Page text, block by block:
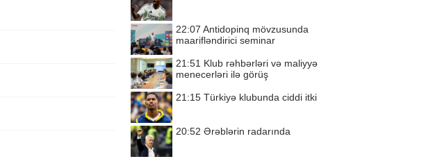
22:07 Antidopinq mövzusunda
maarifləndirici seminar
21:51 Klub rəhbərləri və maliyyə
menecerləri ilə görüş
21:15 Türkiyə klubunda ciddi itki
20:52 Ərəblərin radarında